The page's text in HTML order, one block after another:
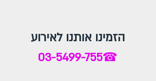
הזמינו אותנו לאירוע
☎
03-5499-755